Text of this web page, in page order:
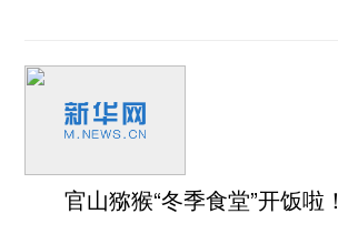
官山猕猴“冬季食堂”开饭啦！